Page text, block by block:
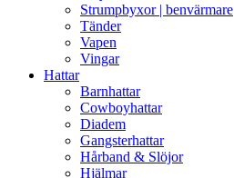
Strumpbyxor | benvärmare
Tänder
Vapen
Vingar
Hattar
Barnhattar
Cowboyhattar
Diadem
Gangsterhattar
Hårband & Slöjor
Hjälmar